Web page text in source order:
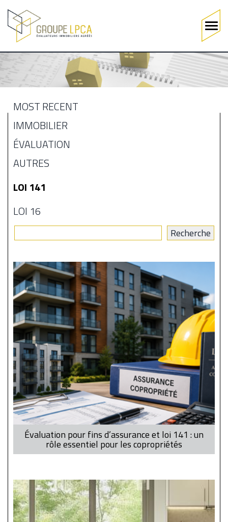
Skip
to
main
Main
navigation
MENU
BLOGUE
MOST RECENT
IMMOBILIER
ÉVALUATION
AUTRES
LOI 141
LOI 16
Évaluation pour fins d’assurance et loi 141 : un
rôle essentiel pour les copropriétés